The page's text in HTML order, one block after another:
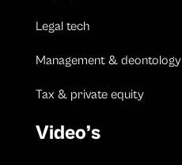
Legal tech
Management & deontology
Tax & private equity
Video’s